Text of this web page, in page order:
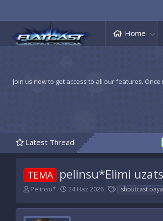
Home
Join us now to get access to all our features.
Latest Thread
TEMA pelinsu*Elimi
K
n
u
Pelinsu*
B
ş
l
24 Haz 2026
E
t
i
shoutcast